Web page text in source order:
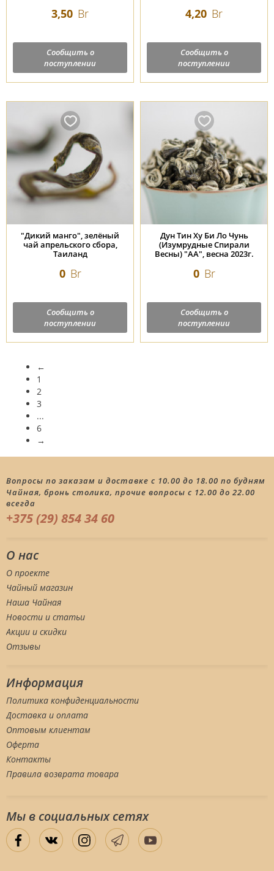
3,50 Br
Сообщить о
поступлении
4,20 Br
Сообщить о
поступлении
"Дикий манго", зелёный
чай апрельского сбора,
Таиланд
0 Br
Сообщить о
поступлении
Дун Тин Ху Би Ло Чунь
(Изумрудные Спирали
Весны) "АА", весна 2023г.
0 Br
Сообщить о
поступлении
←
1
2
3
...
6
→
Вопросы по заказам и доставке с 10.00 до 18.00 по будням
Чайная, бронь столика, прочие вопросы с 12.00 до 22.00
всегда
+375 (29) 854 34 60
О нас
О проекте
Чайный магазин
Наша Чайная
Новости и статьи
Акции и скидки
Отзывы
Информация
Политика конфиденциальности
Доставка и оплата
Оптовым клиентам
Оферта
Контакты
Правила возврата товара
Мы в социальных сетяx